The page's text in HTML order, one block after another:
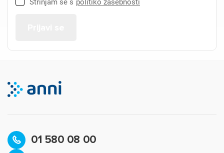
Strinjam se s politiko zasebnosti
01 580 08 00